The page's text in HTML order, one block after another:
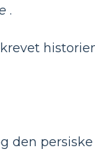
.
den persiske